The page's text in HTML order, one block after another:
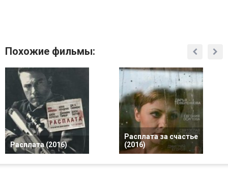
Похожие фильмы:
Расплата (2016)
Расплата за счастье
(2016)